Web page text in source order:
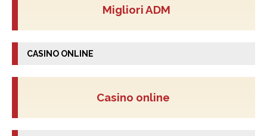
Migliori ADM
CASINO ONLINE
Casino online